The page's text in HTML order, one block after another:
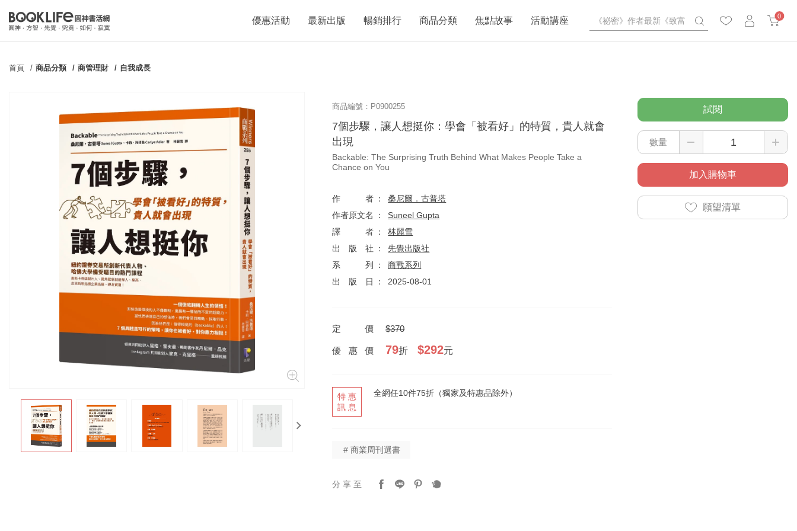
0
優惠活動 最新出版 暢銷排行 商品分類 焦點故事 活動講座
首頁 商品分類 商管理財 自我成長
商品編號：P0900255
7個步驟，讓人想挺你：學會「被看好」的特質，貴人就會
出現
Backable: The Surprising Truth Behind What Makes People Take a
Chance on You
作者
桑尼爾．古普塔
作者原文名
Suneel Gupta
譯者
林麗雪
出版社
先覺出版社
系列
商戰系列
出版日
2025-08-01
定價 $370
優惠價 79折$292元
特惠
訊息
全網任10件75折（獨家及特惠品除外）
# 商業周刊選書
分享至
試閱
數量
加入購物車
願望清單